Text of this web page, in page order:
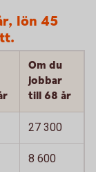
lön 45
Om du
jobbar
till 68 år
27 300
8 600